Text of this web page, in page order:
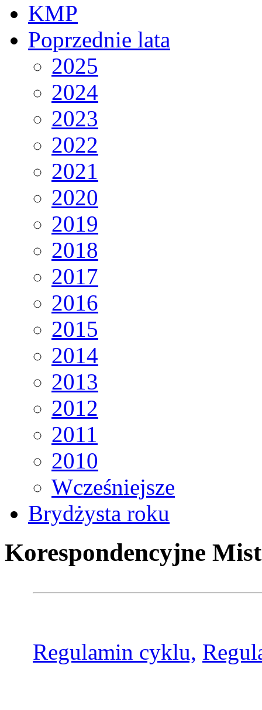
KMP
Poprzednie lata
2025
2024
2023
2022
2021
2020
2019
2018
2017
2016
2015
2014
2013
2012
2011
2010
Wcześniejsze
Brydżysta roku
Korespondencyjne
Regulamin cyklu,